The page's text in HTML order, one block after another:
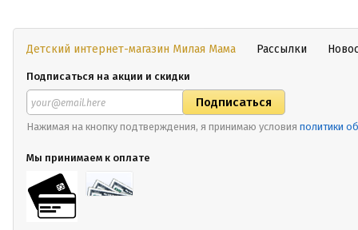
Детский интернет-магазин Милая Мама Рассылки
Подписаться на акции и скидки
Нажимая на кнопку подтверждения, я принимаю условия политики
Мы принимаем к оплате